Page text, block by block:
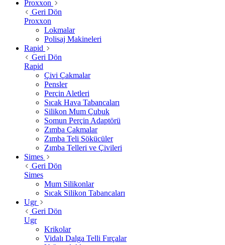
Proxxon
Geri Dön
Proxxon
Lokmalar
Polisaj Makineleri
Rapid
Geri Dön
Rapid
Çivi Çakmalar
Pensler
Perçin Aletleri
Sıcak Hava Tabancaları
Silikon Mum Çubuk
Somun Perçin Adaptörü
Zımba Çakmalar
Zımba Teli Sökücüler
Zımba Telleri ve Çivileri
Simes
Geri Dön
Simes
Mum Silikonlar
Sıcak Silikon Tabancaları
Ugr
Geri Dön
Ugr
Krikolar
Vidalı Dalga Telli Fırçalar